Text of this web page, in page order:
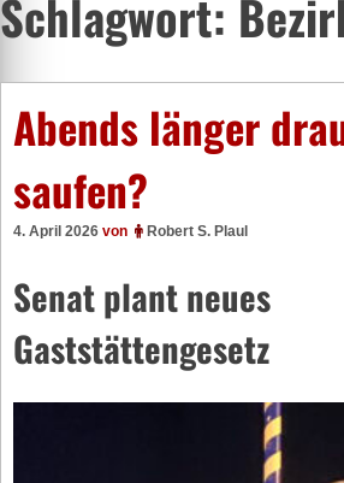
Schlagwort:
Abends länger
saufen?
4. April 2026 von Robert S. Plaul
Senat plant neues
Gaststättengesetz